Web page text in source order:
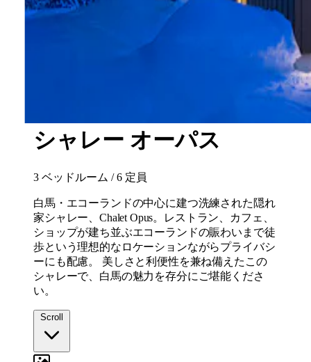
シャレー オーパス
3 ベッドルーム / 6 定員
白馬・エコーランドの中心に建つ洗練された隠れ
家シャレー、Chalet Opus。レストラン、カフェ、
ショップが建ち並ぶエコーランドの賑わいまで徒
歩という理想的なロケーションながらプライバシ
ーにも配慮。 美しさと利便性を兼ね備えたこの
シャレーで、白馬の魅力を存分にご堪能くださ
い。
Scroll